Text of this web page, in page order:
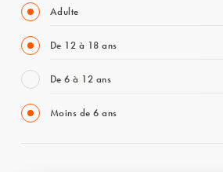
Adulte
De 12 à 18 ans
De 6 à 12 ans
Moins de 6 ans